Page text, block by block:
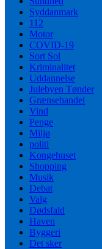
Syddanmark
112
Motor
COVID-19
Sort Sol
Kriminalitet
Uddannelse
Julebyen Tønder
Grænsehandel
Vind
Penge
Miljø
politi
Kongehuset
Shopping
Musik
Debat
Valg
Dødsfald
Haven
Byggeri
Det sker